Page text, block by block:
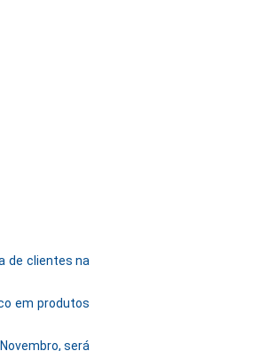
de clientes na
em produtos
será